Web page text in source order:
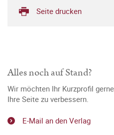
Seite drucken
Alles noch auf Stand?
Wir möchten Ihr Kurzprofil
Ihre Seite zu verbessern.
E-Mail an den Verlag